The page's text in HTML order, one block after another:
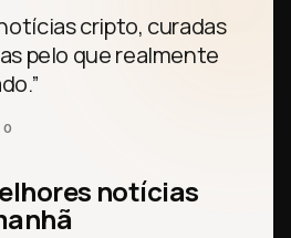
cripto, curadas
pelo que realmente
notícias